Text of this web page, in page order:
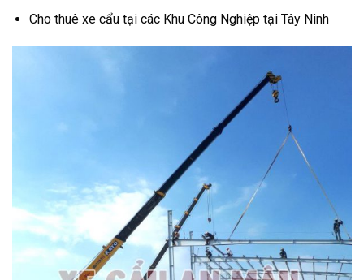
Cho thuê xe cẩu tại các Khu Công Nghiệp tại Tây Ninh